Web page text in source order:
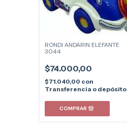
RONDI ANDARIN ELEFANTE
3044
$74.000,00
$71.040,00 con
Transferencia o depósito